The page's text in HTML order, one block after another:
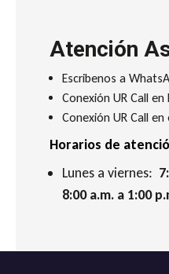
Atención
Escribenos a
Conexión UR Call
Conexión UR Call
Horarios de
Lunes a viernes:
8:00 a.m. a 1:00